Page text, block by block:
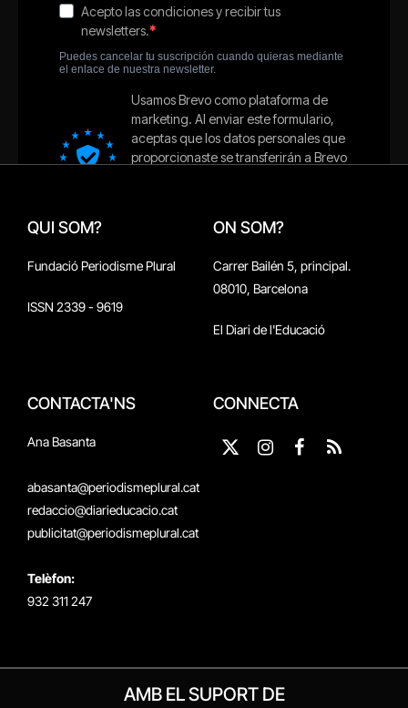
QUI SOM?
Fundació Periodisme Plural
ISSN 2339 - 9619
ON SOM?
Carrer Bailén 5, principal.
08010, Barcelona
El Diari de l'Educació
CONTACTA'NS
Ana Basanta
abasanta@periodismeplural.cat
redaccio@diarieducacio.cat
publicitat@periodismeplural.cat
Telèfon:
932 311 247
CONNECTA
X
Instagram
Facebook
RSS
AMB EL SUPORT DE